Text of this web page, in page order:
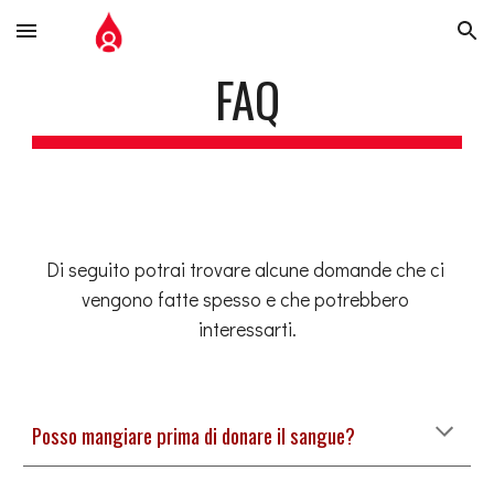
Skip to main content Skip to navigation
FAQ
Di seguito potrai trovare alcune domande che ci
vengono fatte spesso e che potrebbero
interessarti.
Posso mangiare prima di donare il sangue?